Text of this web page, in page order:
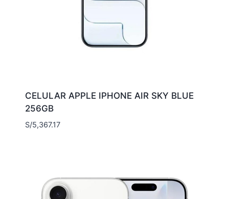
CELULAR APPLE IPHONE AIR SKY BLUE
256GB
S/5,367.17